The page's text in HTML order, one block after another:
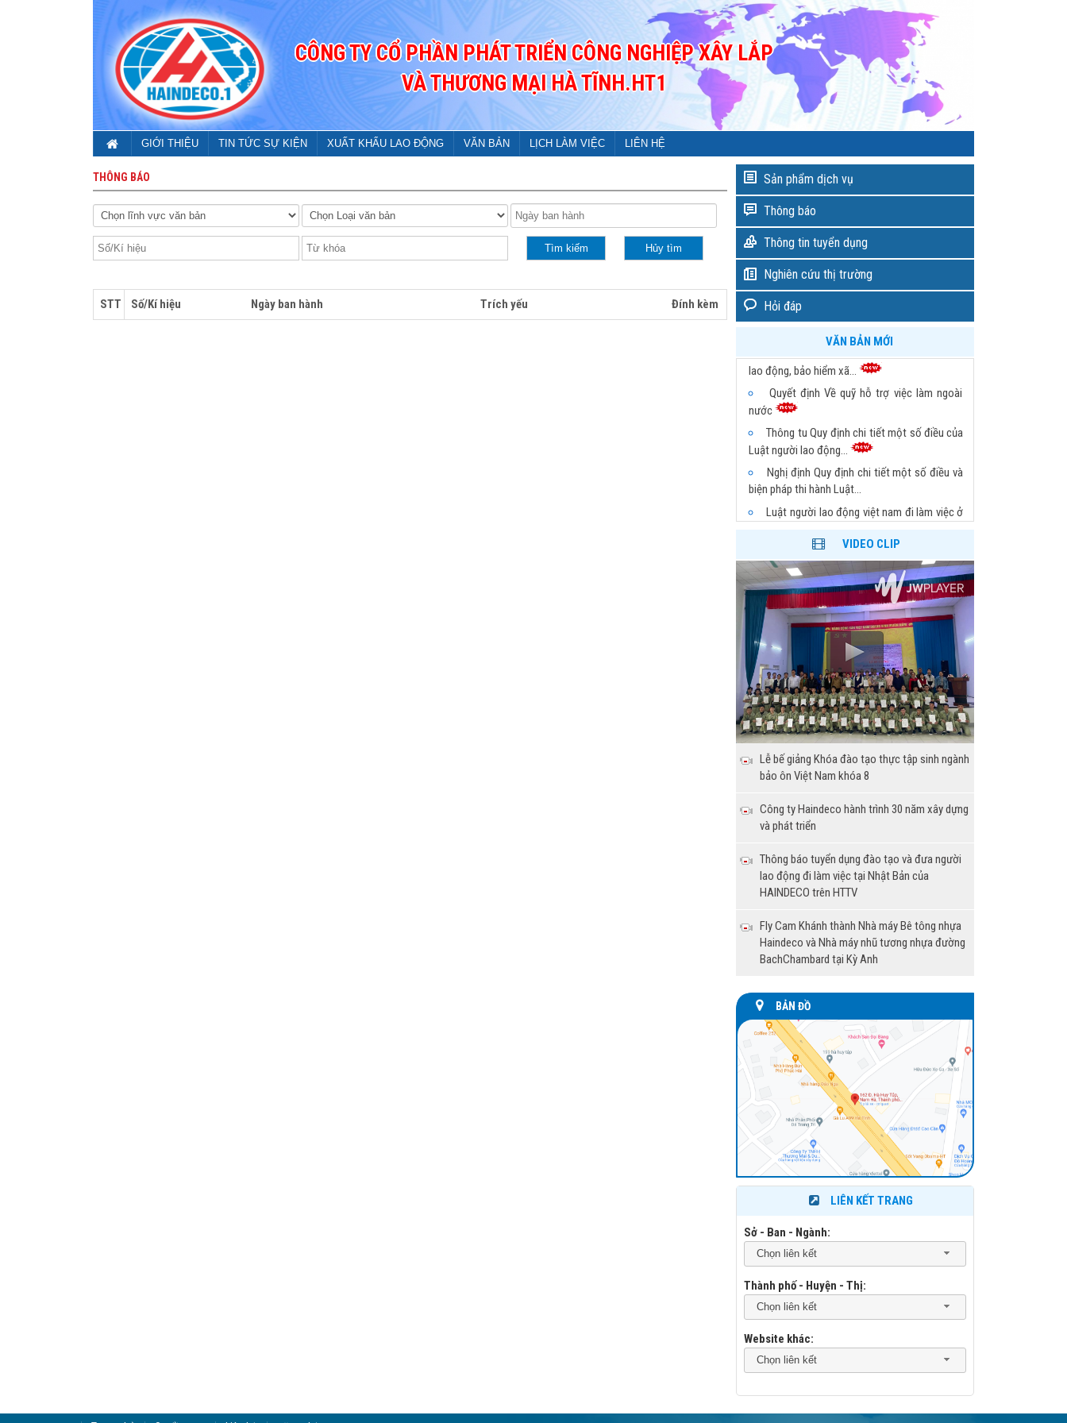
CÔNG TY CỔ PHẦN PHÁT TRIỂN CÔNG NGHIỆP XÂY LẮP
VÀ THƯƠNG MẠI HÀ TĨNH.HT1
GIỚI THIỆU TIN TỨC SỰ KIỆN XUẤT KHẨU LAO ĐỘNG VĂN BẢN LỊCH LÀM VIỆC LIÊN HỆ
THÔNG BÁO
STT Số/Kí hiệu Ngày ban hành Trích yếu Đính kèm
Sản phẩm dịch vụ
Thông báo
Thông tin tuyển dụng
Nghiên cứu thị trường
Hỏi đáp
VĂN BẢN MỚI
Quy định xử phạt hành chính trong lĩnh vực
lao động, bảo hiểm xã...
Quyết định Về quỹ hỗ trợ việc làm ngoài
nước
Thông tu Quy định chi tiết một số điều của
Luật người lao động...
Nghị định Quy định chi tiết một số điều và
biện pháp thi hành Luật...
Luật người lao động việt nam đi làm việc ở
nước ngoài theo hợp...
Sửa đổi, bổ sung một số điều của Thông tư
số 21/2021/TT-BLĐTBXH...
VIDEO CLIP
Lễ bế giảng Khóa đào tạo thực tập sinh ngành
bảo ôn Việt Nam khóa 8
Công ty Haindeco hành trình 30 năm xây dựng
và phát triển
Thông báo tuyển dụng đào tạo và đưa người
lao động đi làm việc tại Nhật Bản của
HAINDECO trên HTTV
Fly Cam Khánh thành Nhà máy Bê tông nhựa
Haindeco và Nhà máy nhũ tương nhựa đường
BachChambard tại Kỳ Anh
BẢN ĐỒ
LIÊN KẾT TRANG
Sở - Ban - Ngành:
Chọn liên kết
Thành phố - Huyện - Thị:
Chọn liên kết
Website khác:
Chọn liên kết